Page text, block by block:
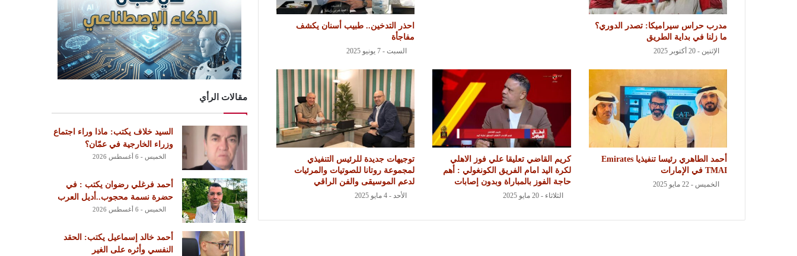
مدرب حراس سيراميكا: تصدر الدوري؟
ما زلنا في بداية الطريق
الإثنين - 20 أكتوبر 2025
احذر التدخين.. طبيب أسنان يكشف
مفاجأة
السبت - 7 يونيو 2025
أحمد الطاهري رئيسا تنفيذيا Emirates
TMAI في الإمارات
الخميس - 22 مايو 2025
كريم القاضي تعليقا علي فوز الاهلي
لكرة اليد امام الفريق الكونغولي : أهم
حاجة الفوز بالمباراة وبدون إصابات
الثلاثاء - 20 مايو 2025
توجيهات جديدة للرئيس التنفيذي
لمجموعة روتانا للصوتيات والمرئيات
لدعم الموسيقى والفن الراقي
الأحد - 4 مايو 2025
مقالات الرأي
السيد خلاف يكتب: ماذا وراء اجتماع
وزراء الخارجية في عمّان؟
الخميس - 6 أغسطس 2026
أحمد فرغلي رضوان يكتب : في
حضرة نسمة محجوب..أديل العرب
الخميس - 6 أغسطس 2026
أحمد خالد إسماعيل يكتب: الحقد
النفسي وأثره على الغير